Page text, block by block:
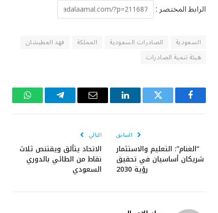
الرابط المختصر :
السعودية الصادرات السعودية المملكة
فهد العطيشان
هيئة تنمية الصادرات
فيسبوك تويتر لينكدإن
البريد
تيلقرام واتساب
السابق
“الغنام”: التعليم والاستثمار
شريكان أساسيان في تحقيق
رؤية 2030
التالي
الاتحاد يتألق ويقتنص ثلاث
نقاط من الطائي بالدوري
السعودي